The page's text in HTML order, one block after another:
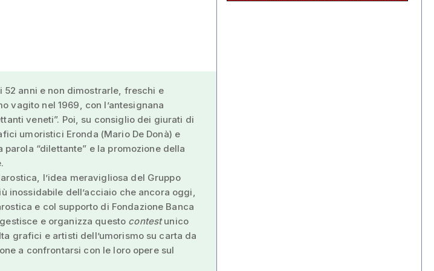
52 anni e non dimostrarle, freschi e
vagito nel 1969, con l’antesignana
veneti”. Poi, su consiglio dei giurati di
umoristici Eronda (Mario De Donà) e
“dilettante” e la promozione della
l’idea meravigliosa del Gruppo
inossidabile dell’acciaio che ancora oggi,
e col supporto di Fondazione Banca
e organizza questo contestunico
grafici e artisti dell’umorismo su carta da
a confrontarsi con le loro opere sul